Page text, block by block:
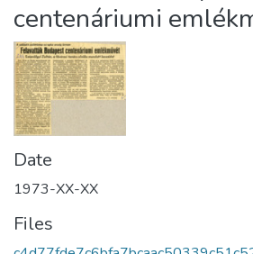
About us
centenáriumi
Date
1973-XX-XX
Files